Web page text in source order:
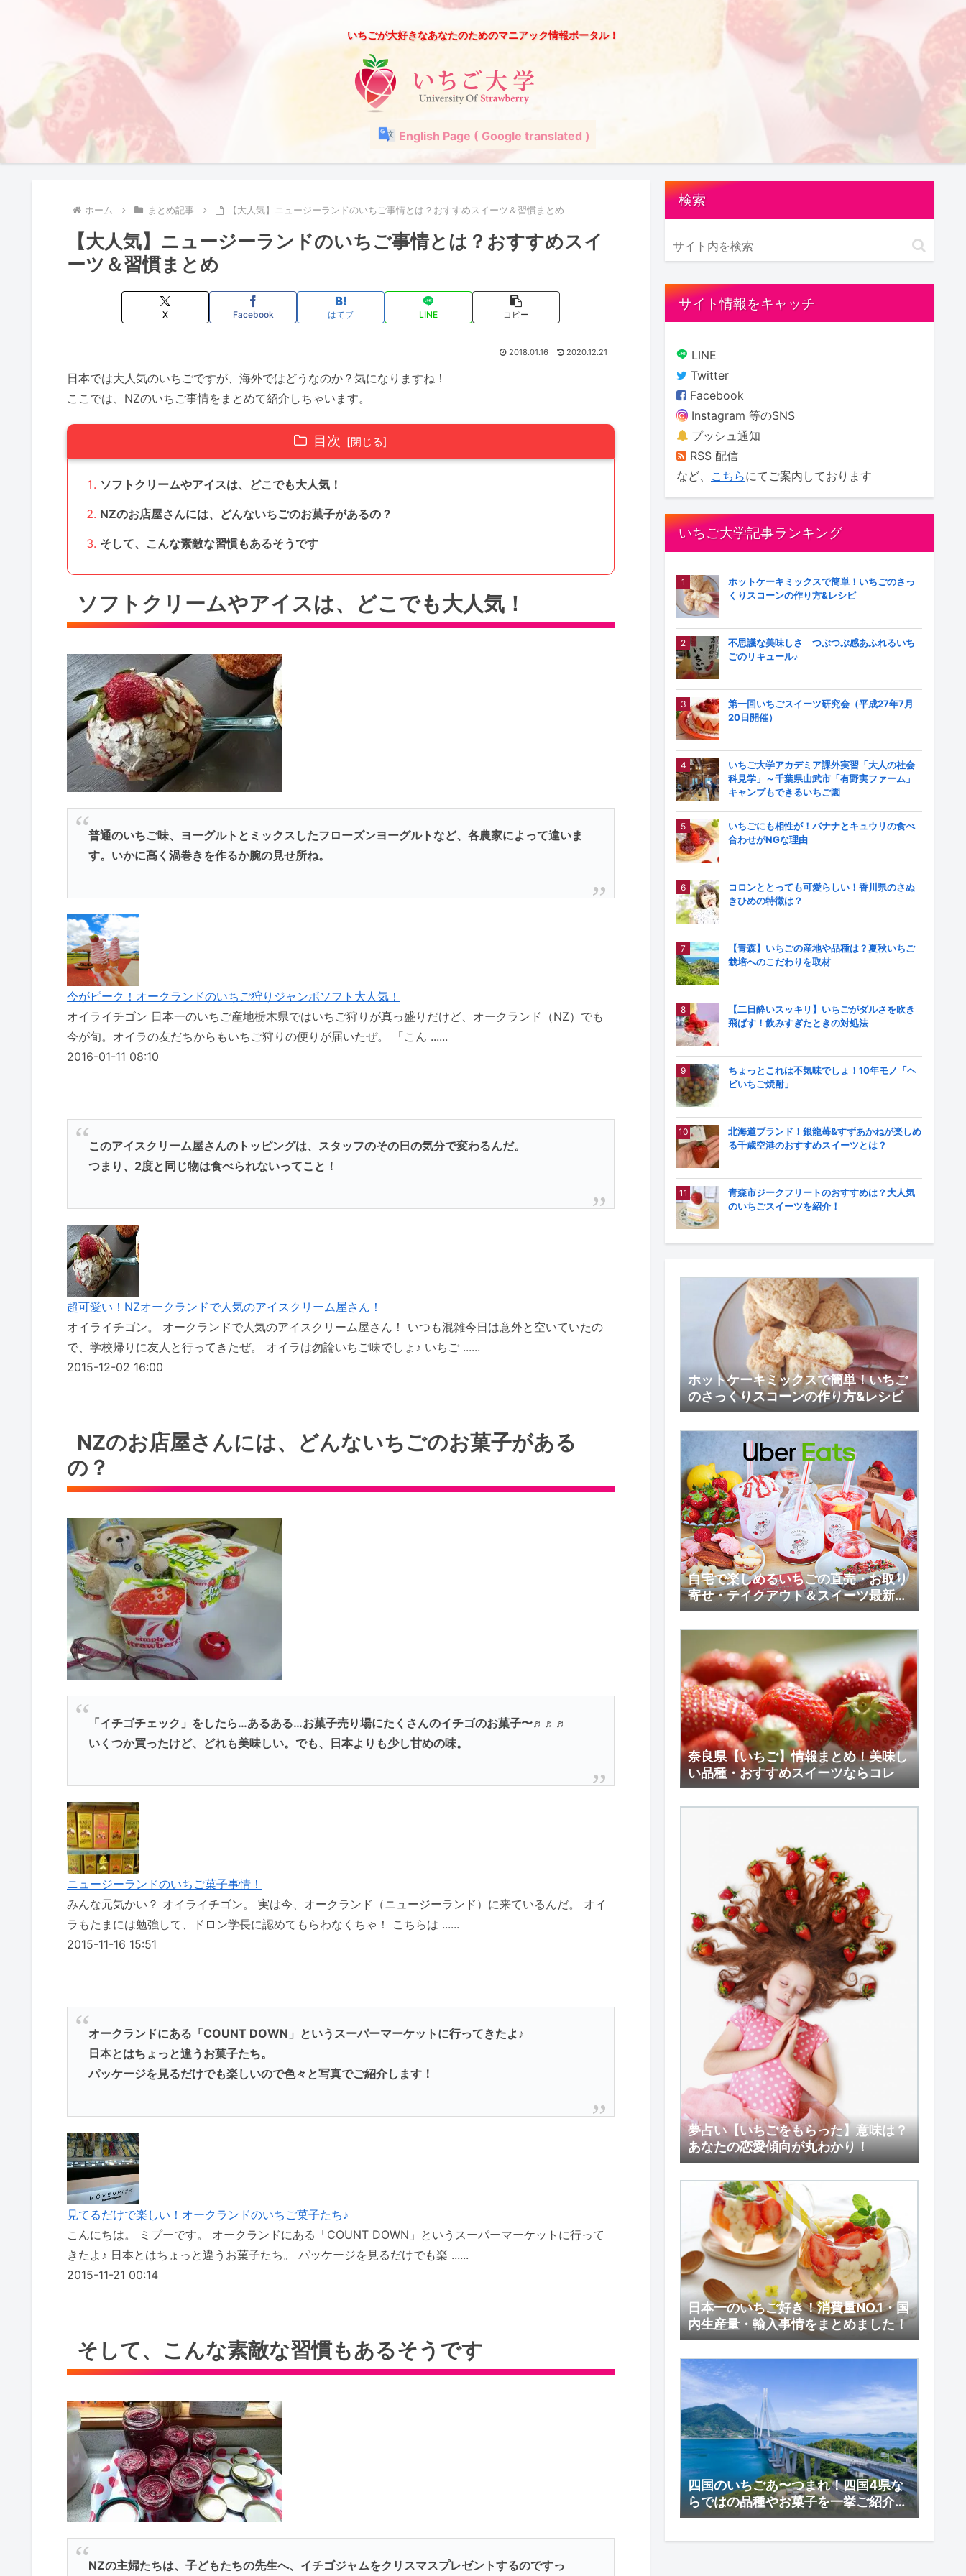
いちごが大好きなあなたのためのマニアック情報ポータル！
English Page ( Google translated )
ホーム まとめ記事 【大人気】ニュージーランドのいちご事情とは？おすすめスイーツ＆習慣まとめ
【大人気】ニュージーランドのいちご事情とは？おすすめスイ
ーツ＆習慣まとめ
X Facebook はてブ LINE コピー
2018.01.16 2020.12.21
日本では大人気のいちごですが、海外ではどうなのか？気になりますね！
ここでは、NZのいちご事情をまとめて紹介しちゃいます。
目次
ソフトクリームやアイスは、どこでも大人気！
NZのお店屋さんには、どんないちごのお菓子があるの？
そして、こんな素敵な習慣もあるそうです
ソフトクリームやアイスは、どこでも大人気！
普通のいちご味、ヨーグルトとミックスしたフローズンヨーグルトなど、各農家によって違いま
す。いかに高く渦巻きを作るか腕の見せ所ね。
今がピーク！オークランドのいちご狩りジャンボソフト大人気！
オイライチゴン 日本一のいちご産地栃木県ではいちご狩りが真っ盛りだけど、オークランド（NZ）でも
今が旬。オイラの友だちからもいちご狩りの便りが届いたぜ。 「こん ......
2016-01-11 08:10
このアイスクリーム屋さんのトッピングは、スタッフのその日の気分で変わるんだ。
つまり、2度と同じ物は食べられないってこと！
超可愛い！NZオークランドで人気のアイスクリーム屋さん！
オイライチゴン。 オークランドで人気のアイスクリーム屋さん！ いつも混雑今日は意外と空いていたの
で、学校帰りに友人と行ってきたぜ。 オイラは勿論いちご味でしょ♪ いちご ......
2015-12-02 16:00
NZのお店屋さんには、どんないちごのお菓子がある
の？
「イチゴチェック」をしたら…あるある…お菓子売り場にたくさんのイチゴのお菓子〜♬♬♬
いくつか買ったけど、どれも美味しい。でも、日本よりも少し甘めの味。
ニュージーランドのいちご菓子事情！
みんな元気かい？ オイライチゴン。 実は今、オークランド（ニュージーランド）に来ているんだ。 オイ
ラもたまには勉強して、ドロン学長に認めてもらわなくちゃ！ こちらは ......
2015-11-16 15:51
オークランドにある「COUNT DOWN」というスーパーマーケットに行ってきたよ♪
日本とはちょっと違うお菓子たち。
パッケージを見るだけでも楽しいので色々と写真でご紹介します！
見てるだけで楽しい！オークランドのいちご菓子たち♪
こんにちは。 ミプーです。 オークランドにある「COUNT DOWN」というスーパーマーケットに行って
きたよ♪ 日本とはちょっと違うお菓子たち。 パッケージを見るだけでも楽 ......
2015-11-21 00:14
そして、こんな素敵な習慣もあるそうです
NZの主婦たちは、子どもたちの先生へ、イチゴジャムをクリスマスプレゼントするのですっ
検索
サイト情報をキャッチ
LINE
Twitter
Facebook
Instagram 等のSNS
プッシュ通知
RSS 配信
など、 こちらにてご案内しております
いちご大学記事ランキング
ホットケーキミックスで簡単！いちごのさっ
くりスコーンの作り方&レシピ
不思議な美味しさ つぶつぶ感あふれるいち
ごのリキュール♪
第一回いちごスイーツ研究会（平成27年7月
20日開催）
いちご大学アカデミア課外実習「大人の社会
科見学」～千葉県山武市「有野実ファーム」
キャンプもできるいちご園
いちごにも相性が！バナナとキュウリの食べ
合わせがNGな理由
コロンととっても可愛らしい！香川県のさぬ
きひめの特徴は？
【青森】いちごの産地や品種は？夏秋いちご
栽培へのこだわりを取材
【二日酔いスッキリ】いちごがダルさを吹き
飛ばす！飲みすぎたときの対処法
ちょっとこれは不気味でしょ！10年モノ「ヘ
ビいちご焼酎」
北海道ブランド！銀龍苺&すずあかねが楽しめ
る千歳空港のおすすめスイーツとは？
青森市ジークフリートのおすすめは？大人気
のいちごスイーツを紹介！
ホットケーキミックスで簡単！いちご
のさっくりスコーンの作り方&レシピ
自宅で楽しめるいちごの直売・お取り
寄せ・テイクアウト＆スイーツ最新情
報！
奈良県【いちご】情報まとめ！美味し
い品種・おすすめスイーツならコレ
夢占い【いちごをもらった】意味は？
あなたの恋愛傾向が丸わかり！
日本一のいちご好き！消費量NO.1・国
内生産量・輸入事情をまとめました！
四国のいちごあ〜つまれ！四国4県な
らではの品種やお菓子を一挙ご紹介し
ます